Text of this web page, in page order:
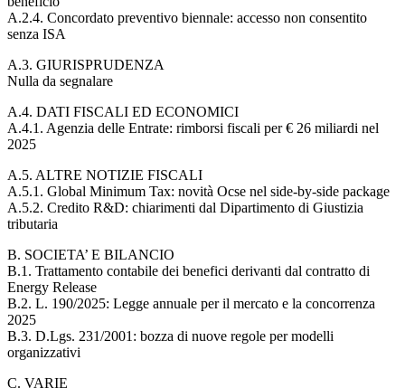
A.2.4. Concordato preventivo biennale: accesso non consentito
senza ISA
A.3. GIURISPRUDENZA
Nulla da segnalare
A.4. DATI FISCALI ED ECONOMICI
A.4.1. Agenzia delle Entrate: rimborsi fiscali per € 26 miliardi nel
2025
A.5. ALTRE NOTIZIE FISCALI
A.5.1. Global Minimum Tax: novità Ocse nel side-by-side package
A.5.2. Credito R&D: chiarimenti dal Dipartimento di Giustizia
tributaria
B. SOCIETA’ E BILANCIO
B.1. Trattamento contabile dei benefici derivanti dal contratto di
Energy Release
B.2. L. 190/2025: Legge annuale per il mercato e la concorrenza
2025
B.3. D.Lgs. 231/2001: bozza di nuove regole per modelli
organizzativi
C. VARIE